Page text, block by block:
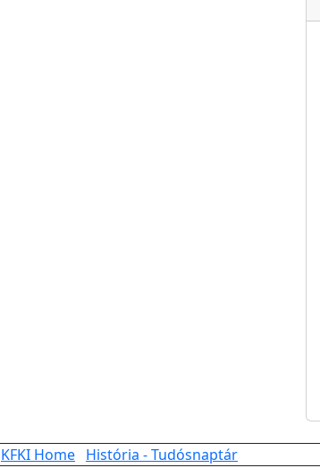
KFKI Home História - Tudósnaptár